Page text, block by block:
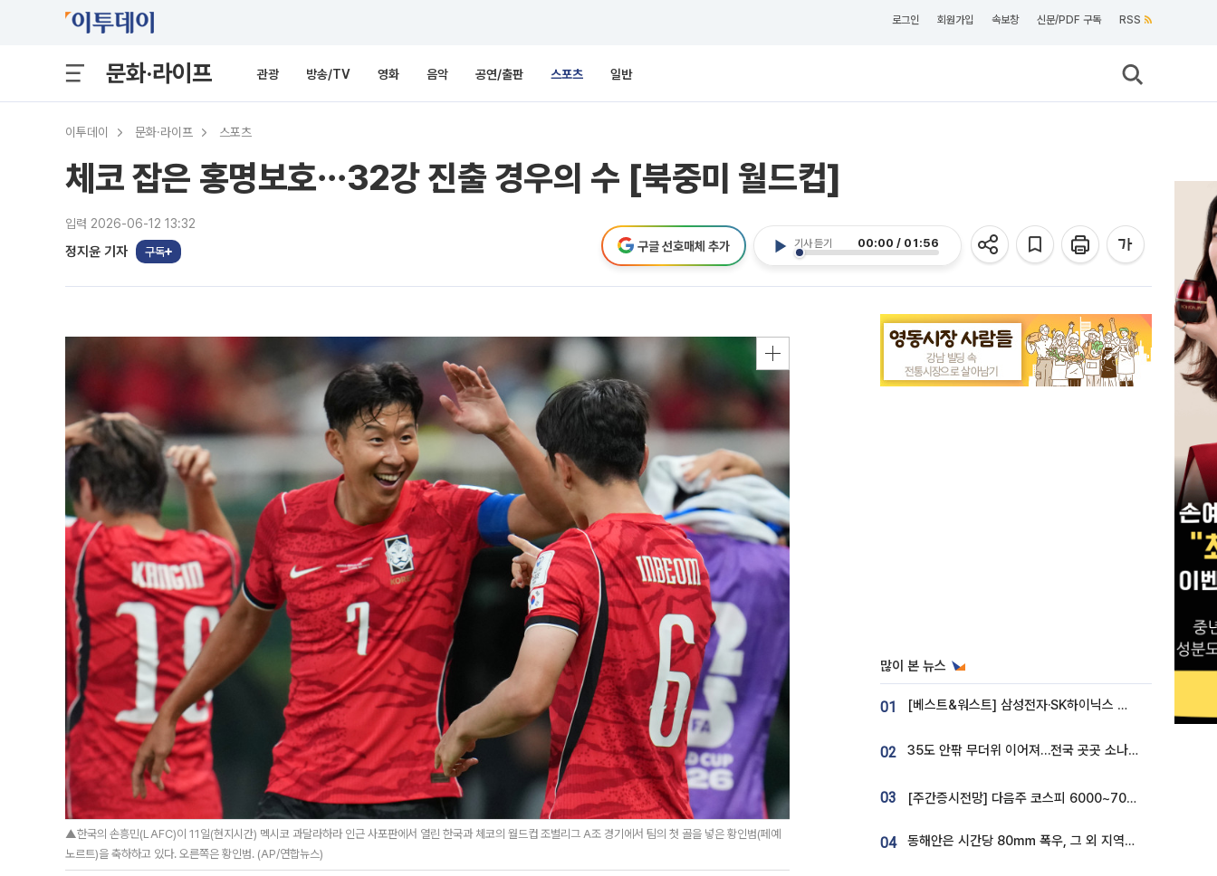
로그인 회원가입 속보창 신문/PDF 구독 RSS
문화·라이프 관광 방송/TV 영화 음악 공연/출판 스포츠 일반
이투데이 문화·라이프 스포츠
체코 잡은 홍명보호⋯32강 진출 경우의 수 [북중미 월드컵]
입력 2026-06-12 13:32
정지윤 기자 구독
기사 듣기 00:00 / 01:56
구글 선호매체 추가
▲한국의 손흥민(LAFC)이 11일(현지시간) 멕시코 과달라하라 인근 사포판에서 열린 한국과 체코의 월드컵 조별리그 A조 경기에서 팀의 첫 골을 넣은 황인범(페예
노르트)을 축하하고 있다. 오른쪽은 황인범. (AP/연합뉴스)
많이 본 뉴스
01 [베스트&워스트] 삼성전자·SK하이닉스 밀린 한 주…상상인증권은 85% 급등
02 35도 안팎 무더위 이어져…전국 곳곳 소나기 [오늘 날씨]
03 [주간증시전망] 다음주 코스피 6000~7000⋯“外人 수급은 정책이 변수”
04 동해안은 시간당 80㎜ 폭우, 그 외 지역은 폭염…‘극과 극 날씨’